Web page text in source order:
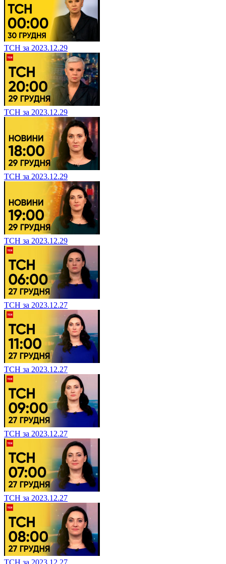
ТСН за 2023.12.29
ТСН за 2023.12.29
ТСН за 2023.12.29
ТСН за 2023.12.29
ТСН за 2023.12.27
ТСН за 2023.12.27
ТСН за 2023.12.27
ТСН за 2023.12.27
ТСН за 2023.12.27